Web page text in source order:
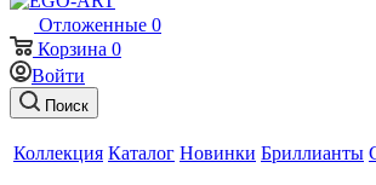
Отложенные 0
Корзина 0
Войти
Поиск
Коллекция Каталог Новинки Бриллианты